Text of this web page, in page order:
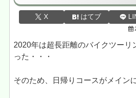
X はてブ
2020年は超長距離のバイクツーリ
った・・・
そのため、日帰りコースがメイン